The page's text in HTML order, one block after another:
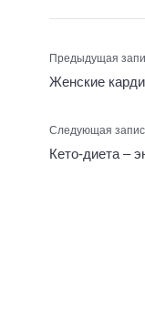
Предыдущая
Женские
Следующая
Кето-диета –